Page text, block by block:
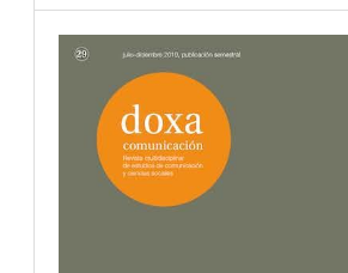
Diez-Puertas E. (2022-07-01)
Slasher, rites of passage and
adolescence: the liminar Queer
subject in Fear Street (Netflix,
2021).
Doxa Comunicacion, 2022(35),
165-191.
10.31921/doxacom.n35a1583